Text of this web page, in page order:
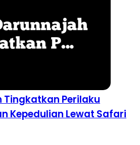
Perilaku
Kepedulian Lewat Safari